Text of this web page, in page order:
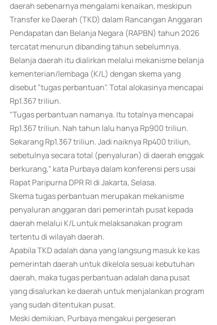
daerah sebenarnya mengalami kenaikan, meskipun
Transfer ke Daerah (TKD) dalam Rancangan Anggaran
Pendapatan dan Belanja Negara (RAPBN) tahun 2026
tercatat menurun dibanding tahun sebelumnya.
Belanja daerah itu dialirkan melalui mekanisme belanja
kementerian/lembaga (K/L) dengan skema yang
disebut "tugas perbantuan". Total alokasinya mencapai
Rp1.367 triliun.
"Tugas perbantuan namanya. Itu totalnya mencapai
Rp1.367 triliun. Nah tahun lalu hanya Rp900 triliun.
Sekarang Rp1.367 triliun. Jadi naiknya Rp400 triliun,
sebetulnya secara total (penyaluran) di daerah enggak
berkurang," kata Purbaya dalam konferensi pers usai
Rapat Paripurna DPR RI di Jakarta, Selasa.
Skema tugas perbantuan merupakan mekanisme
penyaluran anggaran dari pemerintah pusat kepada
daerah melalui K/L untuk melaksanakan program
tertentu di wilayah daerah.
Apabila TKD adalah dana yang langsung masuk ke kas
pemerintah daerah untuk dikelola sesuai kebutuhan
daerah, maka tugas perbantuan adalah dana pusat
yang disalurkan ke daerah untuk menjalankan program
yang sudah ditentukan pusat.
Meski demikian, Purbaya mengakui pergeseran